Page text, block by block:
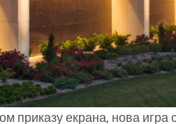
приказу екрана, нова